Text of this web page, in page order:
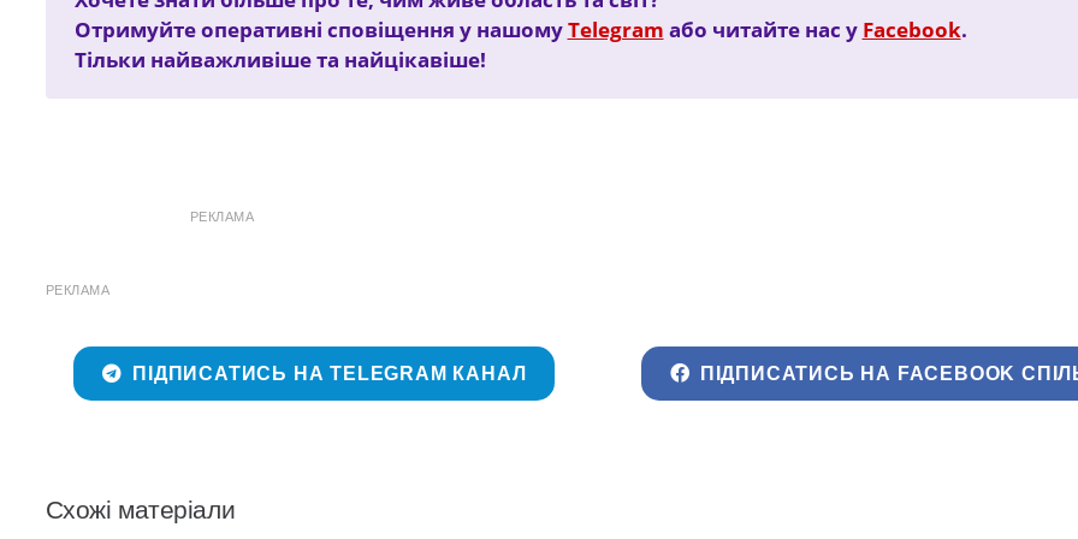
Отримуйте оперативні сповіщення у нашомуTelegram або читайте нас у Facebook.
Тільки найважливіше та найцікавіше!
РЕКЛАМА
РЕКЛАМА
ПІДПИСАТИСЬ НА TELEGRAM КАНАЛ ПІДПИСАТИСЬ НА FACEBOOK
Схожі матеріали